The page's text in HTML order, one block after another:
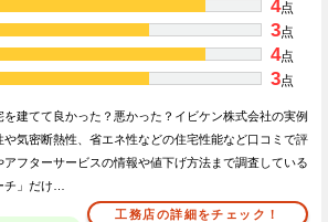
4点
3点
4点
3点
建てて良かった？悪かった？イビケン株式会社の実例
気密断熱性、省エネ性などの住宅性能など口コミで評
フターサービスの情報や値下げ方法まで調査している
チ」だけ…
工務店の詳細をチェック！